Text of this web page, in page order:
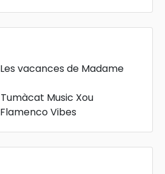
Les vacances de Madame
Tumàcat Music Xou
Flamenco Vibes